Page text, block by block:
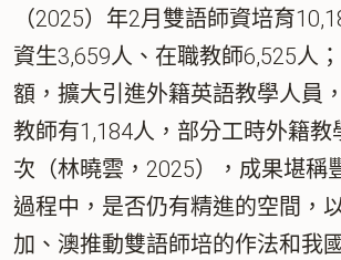
（2025）年2月雙語師資培育
資生3,659人、在職教師6,525人
額，擴大引進外籍英語教學人員
教師有1,184人，部分工時外籍教
次（林曉雲，2025），成果堪稱
過程中，是否仍有精進的空間，
加、澳推動雙語師培的作法和我